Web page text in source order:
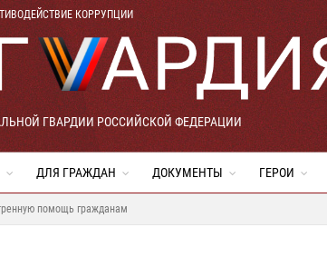
КОРРУПЦИИ
ГВАРДИИ РОССИЙСКОЙ ФЕДЕРАЦИИ
ДЛЯ ГРАЖДАН ДОКУМЕНТЫ ГЕРОИ
помощь гражданам